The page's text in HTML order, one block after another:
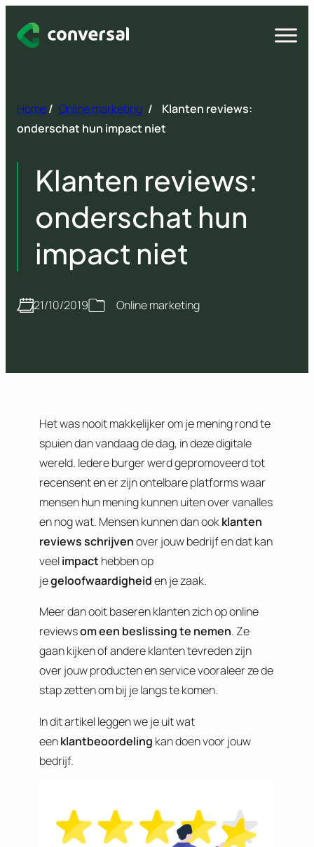
naar
Open
Home/ Online marketing /
Klanten reviews:
onderschat hun impact niet
Klanten reviews:
onderschat hun
impact niet
21/10/2019 Online marketing
Het was nooit makkelijker om je mening rond te
spuien dan vandaag de dag, in deze digitale
wereld. Iedere burger werd gepromoveerd tot
recensent en er zijn ontelbare platforms waar
mensen hun mening kunnen uiten over vanalles
en nog wat. Mensen kunnen dan ookklanten
reviews schrijvenover jouw bedrijf en dat kan
veelimpact hebben op
jegeloofwaardigheiden je zaak.
Meer dan ooit baseren klanten zich op online
reviewsom een beslissing te nemen. Ze
gaan kijken of andere klanten tevreden zijn
over jouw producten en service vooraleer ze de
stap zetten om bij je langs te komen.
In dit artikel leggen we je uit wat
eenklantbeoordeling kan doen voor jouw
bedrijf.